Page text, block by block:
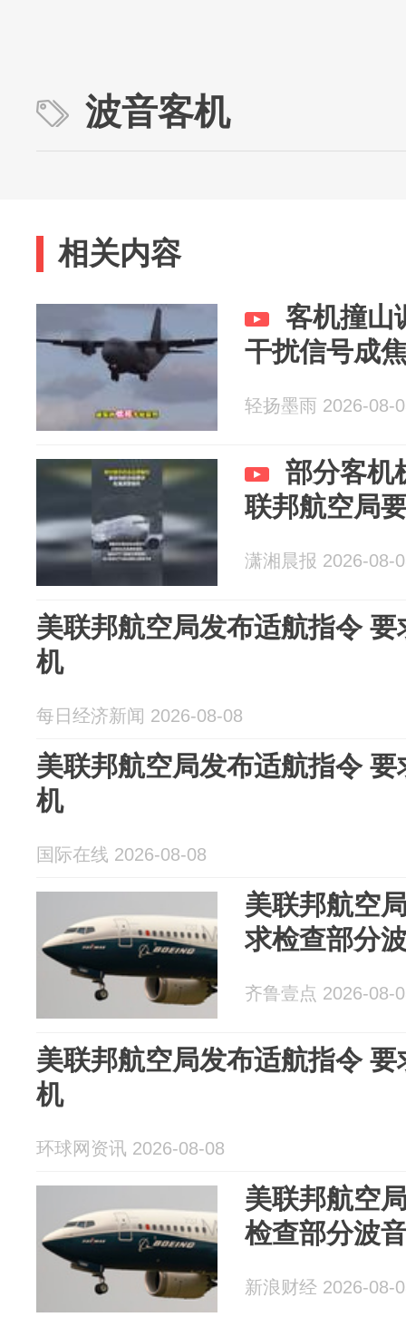
波音客机
相关内容
客机撞山
干扰信号成
轻扬墨雨 2026-08-
部分客机
联邦航空局
潇湘晨报 2026-08-
美联邦航空局发布适航指令
机
每日经济新闻 2026-08-08
美联邦航空局发布适航指令
机
国际在线 2026-08-08
美联邦航空
求检查部分
齐鲁壹点 2026-08-
美联邦航空局发布适航指令
机
环球网资讯 2026-08-08
美联邦航空
检查部分波
新浪财经 2026-08-